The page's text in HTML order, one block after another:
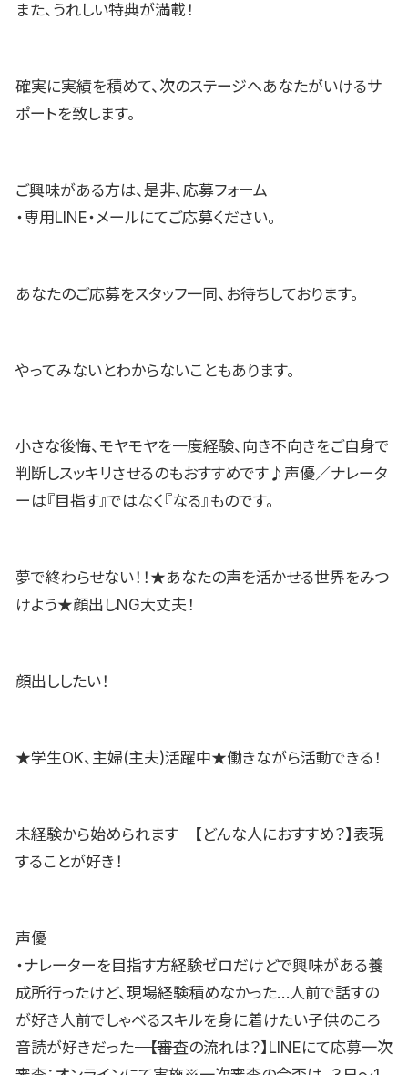
また、うれしい特典が満載！
確実に実績を積めて、次のステージへあなたがいけるサ
ポートを致します。
ご興味がある方は、是非、応募フォーム
・専用LINE・メールにてご応募ください。
あなたのご応募をスタッフ一同、お待ちしております。
やってみないとわからないこともあります。
小さな後悔、モヤモヤを一度経験、向き不向きをご自身で
判断しスッキリさせるのもおすすめです♪声優／ナレータ
ーは『目指す』ではなく『なる』ものです。
夢で終わらせない！！★あなたの声を活かせる世界をみつ
けよう★顔出しNG大丈夫！
顔出ししたい！
★学生OK、主婦(主夫)活躍中★働きながら活動できる！
未経験から始められます―――――――――――――――――――【どんな人におすすめ？】表現
することが好き！
声優
・ナレーターを目指す方経験ゼロだけどで興味がある養
成所行ったけど、現場経験積めなかった…人前で話すの
が好き人前でしゃべるスキルを身に着けたい子供のころ
音読が好きだった―――――――――――――――――――【審査の流れは？】LINEにて応募一次